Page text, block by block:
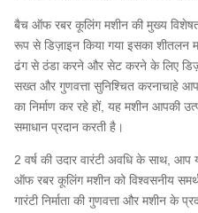
बैच ऑफ रबर कूलिंग मशीन की मुख्य
रूप से डिज़ाइन किया गया इसका शीतलन
ढंग से ठंडा करने और सेट करने के लिए
सख्त और गुणवत्ता सुनिश्चित करनाचाहे
का निर्माण कर रहे हों, यह मशीन आपकी
समाधान प्रदान करती है।
2 वर्ष की उदार वारंटी अवधि के साथ,
ऑफ रबर कूलिंग मशीन को विश्वसनीय
गारंटी निर्माता की गुणवत्ता और मशीन के